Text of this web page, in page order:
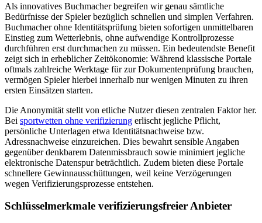
Als innovatives Buchmacher begreifen wir genau sämtliche
Bedürfnisse der Spieler bezüglich schnellen und simplen Verfahren.
Buchmacher ohne Identitätsprüfung bieten sofortigen unmittelbaren
Einstieg zum Wetterlebnis, ohne aufwendige Kontrollprozesse
durchführen erst durchmachen zu müssen. Ein bedeutendste Benefit
zeigt sich in erheblicher Zeitökonomie: Während klassische Portale
oftmals zahlreiche Werktage für zur Dokumentenprüfung brauchen,
vermögen Spieler hierbei innerhalb nur wenigen Minuten zu ihren
ersten Einsätzen starten.
Die Anonymität stellt von etliche Nutzer diesen zentralen Faktor her.
Bei sportwetten ohne verifizierung erlischt jegliche Pflicht,
persönliche Unterlagen etwa Identitätsnachweise bzw.
Adressnachweise einzureichen. Dies bewahrt sensible Angaben
gegenüber denkbarem Datenmissbrauch sowie minimiert jegliche
elektronische Datenspur beträchtlich. Zudem bieten diese Portale
schnellere Gewinnausschüttungen, weil keine Verzögerungen
wegen Verifizierungsprozesse entstehen.
Schlüsselmerkmale verifizierungsfreier Anbieter